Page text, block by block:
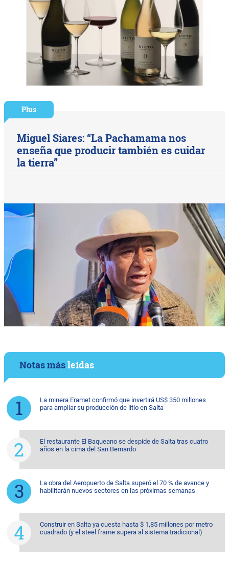
Plus
Miguel Siares: “La Pachamama nos
enseña que producir también es cuidar
la tierra”
Notas másleídas
La minera Eramet confirmó que invertirá US$ 350 millones
para ampliar su producción de litio en Salta
El restaurante El Baqueano se despide de Salta tras cuatro
años en la cima del San Bernardo
La obra del Aeropuerto de Salta superó el 70 % de avance y
habilitarán nuevos sectores en las próximas semanas
Construir en Salta ya cuesta hasta $ 1,85 millones por metro
cuadrado (y el steel frame supera al sistema tradicional)